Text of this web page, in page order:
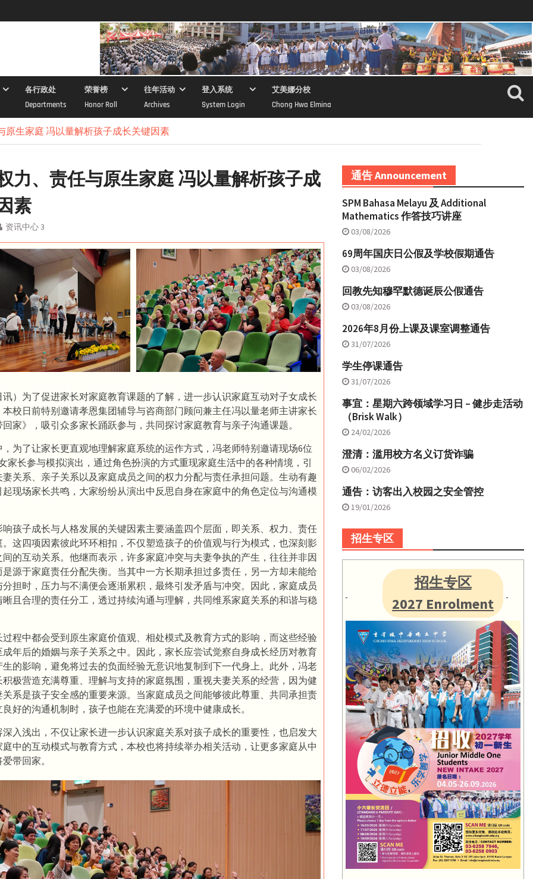
各行政处
Departments
荣誉榜
Honor Roll
往年活动
Archives
登入系统
System Login
艾美娜分校
Chong Hwa Elmina
原生家庭 冯以量解析孩子成长关键因素
力、责任与原生家庭 冯以量解析孩子成
素
资讯中心 3
讯）为了促进家长对家庭教育课题的了解，进一步认识家庭互动对子女成长
校日前特别邀请孝恩集团辅导与咨商部门顾问兼主任冯以量老师主讲家长
家》，吸引众多家长踊跃参与，共同探讨家庭教育与亲子沟通课题。
为了让家长更直观地理解家庭系统的运作方式，冯老师特别邀请现场6位
家长参与模拟演出，通过角色扮演的方式重现家庭生活中的各种情境，引
关系、亲子关系以及家庭成员之间的权力分配与责任承担问题。生动有趣
现场家长共鸣，大家纷纷从演出中反思自身在家庭中的角色定位与沟通模
孩子成长与人格发展的关键因素主要涵盖四个层面，即关系、权力、责任
这四项因素彼此环环相扣，不仅塑造孩子的价值观与行为模式，也深刻影
的互动关系。他继而表示，许多家庭冲突与夫妻争执的产生，往往并非因
源于家庭责任分配失衡。当其中一方长期承担过多责任，另一方却未能给
担时，压力与不满便会逐渐累积，最终引发矛盾与冲突。因此，家庭成员
且合理的责任分工，透过持续沟通与理解，共同维系家庭关系的和谐与稳
程中都会受到原生家庭价值观、相处模式及教育方式的影响，而这些经验
年后的婚姻与亲子关系之中。因此，家长应尝试觉察自身成长经历对教育
的影响，避免将过去的负面经验无意识地复制到下一代身上。此外，冯老
极营造充满尊重、理解与支持的家庭氛围，重视夫妻关系的经营，因为健
系是孩子安全感的重要来源。当家庭成员之间能够彼此尊重、共同承担责
好的沟通机制时，孩子也能在充满爱的环境中健康成长。
入浅出，不仅让家长进一步认识家庭关系对孩子成长的重要性，也启发大
中的互动模式与教育方式，本校也将持续举办相关活动，让更多家庭从中
带回家。
通告 Announcement
SPM Bahasa Melayu 及 Additional
Mathematics 作答技巧讲座
03/08/2026
69周年国庆日公假及学校假期通告
03/08/2026
回教先知穆罕默德诞辰公假通告
03/08/2026
2026年8月份上课及课室调整通告
31/07/2026
学生停课通告
31/07/2026
事宜：星期六跨领域学习日 – 健步走活动
（Brisk Walk）
24/02/2026
澄清：滥用校方名义订货诈骗
06/02/2026
通告：访客出入校园之安全管控
19/01/2026
招生专区
招生专区
2027 Enrolment